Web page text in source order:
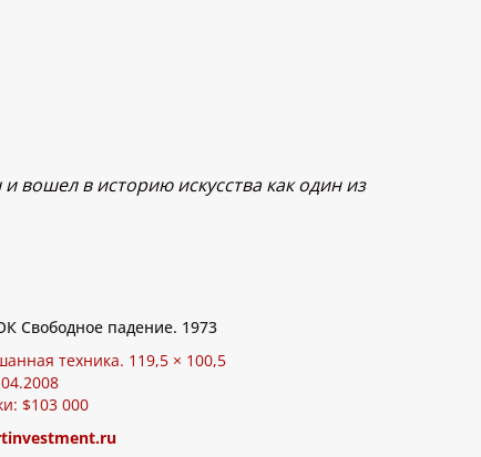
вошел в историю искусства как один из
Свободное падение. 1973
техника. 119,5 × 100,5
$103 000